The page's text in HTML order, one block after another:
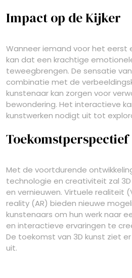
Impact op de Kijker
Wanneer iemand voor het eerst
kan dat een krachtige
teweegbrengen. De sensatie
combinatie met de
kunstenaar kan zorgen voor
bewondering. Het interactieve
kunstwerken nodigt uit tot
Toekomstperspectief
Met de voortdurende
technologie en creativiteit zal
en vernieuwen. Virtuele realiteit
reality (AR) bieden nieuwe
kunstenaars om hun werk naar
en interactieve ervaringen te
De toekomst van 3D kunst ziet
uit.